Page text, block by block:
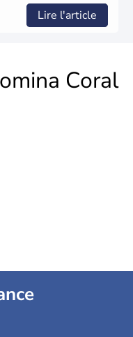
Lire l'article
Coral